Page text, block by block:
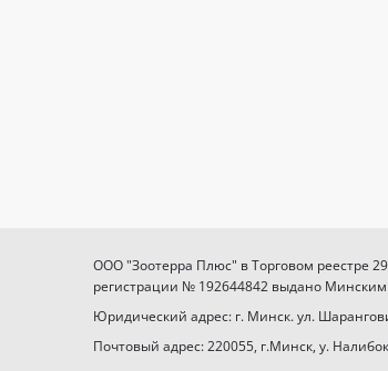
ООО "Зоотерра Плюс" в Торговом реестре
регистрации № 192644842 выдано Минским
Юридический адрес: г. Минск. ул.
Почтовый адрес: 220055, г.Минск, у.